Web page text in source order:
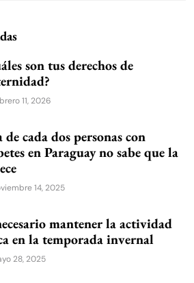
son tus derechos de
11, 2026
de cada dos personas con
en Paraguay no sabe que la
14, 2025
mantener la actividad
en la temporada invernal
28, 2025